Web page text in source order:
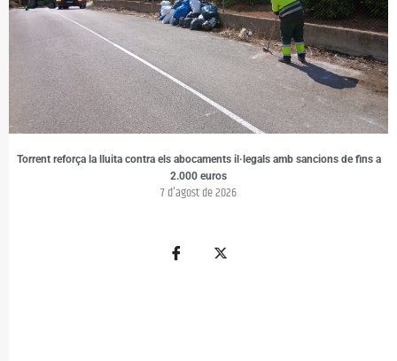
Torrent reforça la lluita contra els abocaments il·legals amb sancions de fins a
2.000 euros
7 d'agost de 2026